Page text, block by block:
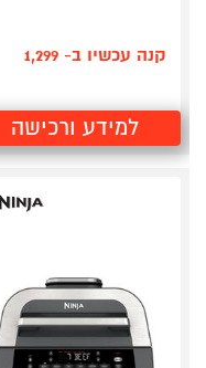
קנה עכשיו ב- 1,299
למידע ורכישה